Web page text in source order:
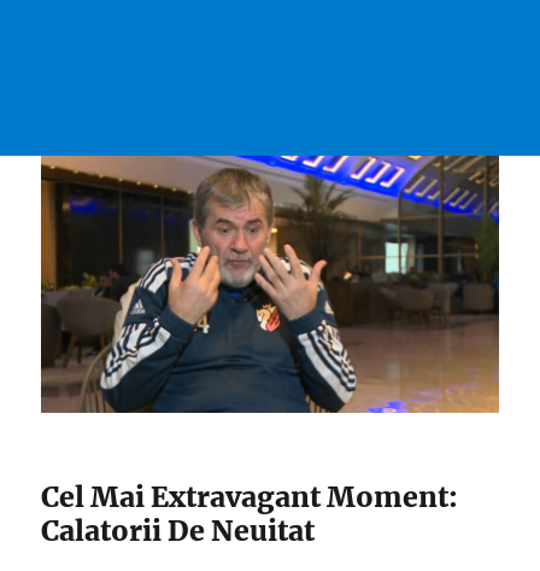
Cel Mai Extravagant Moment:
Calatorii De Neuitat